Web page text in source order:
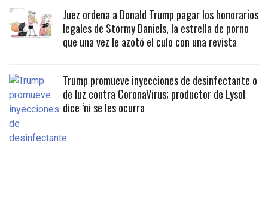
Juez ordena a Donald Trump pagar los honorarios
legales de Stormy Daniels, la estrella de porno
que una vez le azotó el culo con una revista
Trump promueve inyecciones de desinfectante o
de luz contra CoronaVirus; productor de Lysol
dice ‘ni se les ocurra